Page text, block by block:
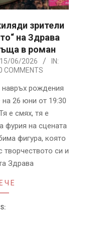
зрители
на Здрава
в роман
15/06/2026
IN:
COMMENTS
навръх рождения
26 юни от 19:30
е смях, тя е
фурия на сцената
фигура, която
творчеството си и
Здрава